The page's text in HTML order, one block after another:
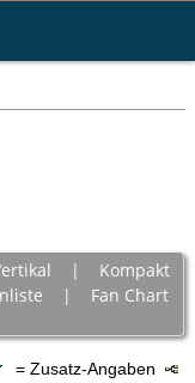
| Kompakt
| Fan Chart
= Zusatz-Angaben